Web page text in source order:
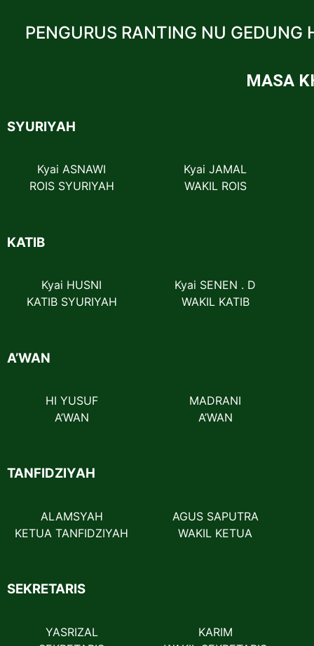
PENGURUS RANTING NU
MASA
SYURIYAH
Kyai ASNAWI
ROIS SYURIYAH
Kyai JAMAL
WAKIL ROIS
KATIB
Kyai HUSNI
KATIB SYURIYAH
Kyai SENEN . D
WAKIL KATIB
A’WAN
HI YUSUF
A’WAN
MADRANI
A’WAN
TANFIDZIYAH
ALAMSYAH
KETUA TANFIDZIYAH
AGUS SAPUTRA
WAKIL KETUA
SEKRETARIS
YASRIZAL
KARIM